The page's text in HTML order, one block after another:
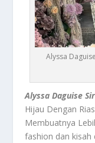
Alyssa
Alyssa Daguise
Hijau Dengan
Membuatnya
fashion dan kisah